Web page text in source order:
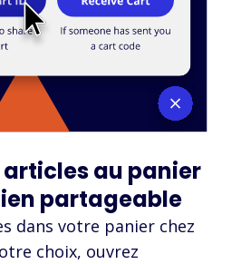
au panier
partageable
dans votre panier chez
choix, ouvrez